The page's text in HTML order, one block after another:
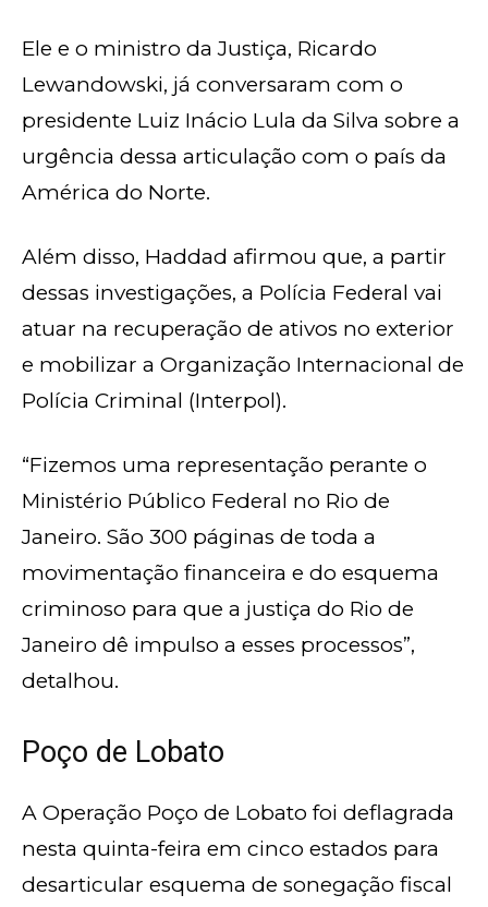
Ele e o ministro da Justiça, Ricardo
Lewandowski, já conversaram com o
presidente Luiz Inácio Lula da Silva sobre a
urgência dessa articulação com o país da
América do Norte.
Além disso, Haddad afirmou que, a partir
dessas investigações, a Polícia Federal vai
atuar na recuperação de ativos no exterior
e mobilizar a Organização Internacional de
Polícia Criminal (Interpol).
“Fizemos uma representação perante o
Ministério Público Federal no Rio de
Janeiro. São 300 páginas de toda a
movimentação financeira e do esquema
criminoso para que a justiça do Rio de
Janeiro dê impulso a esses processos”,
detalhou.
Poço de Lobato
A Operação Poço de Lobato foi deflagrada
nesta quinta-feira em cinco estados para
desarticular esquema de sonegação fiscal